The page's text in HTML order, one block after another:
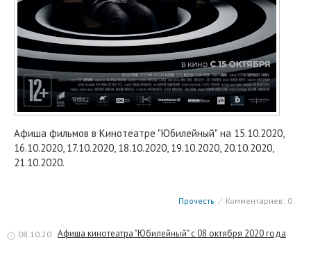
Афиша фильмов в Кинотеатре "Юбилейный" на 15.10.2020,
16.10.2020, 17.10.2020, 18.10.2020, 19.10.2020, 20.10.2020,
21.10.2020.
Прочесть ⁄ Комментариев: 0
08.10.20 Афиша кинотеатра "Юбилейный" c 08 октября 2020 года